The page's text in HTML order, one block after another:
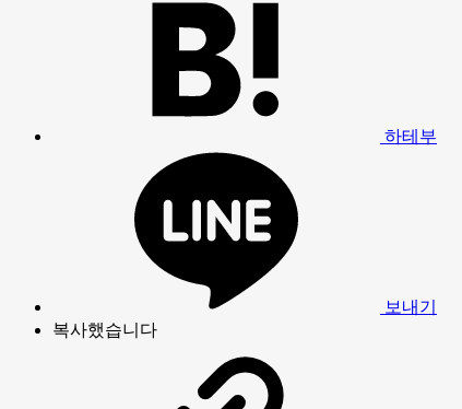
하테부
보내기
복사했습니다